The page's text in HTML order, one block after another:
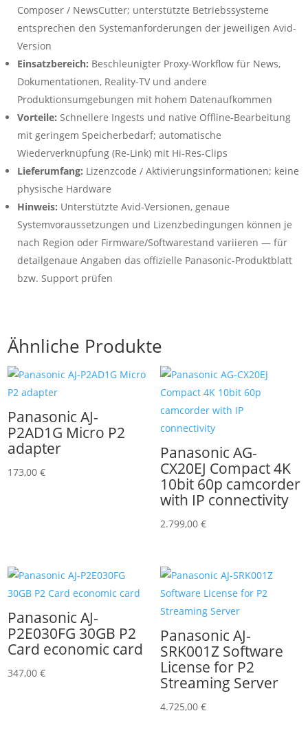
Composer / NewsCutter; unterstützte Betriebssysteme
entsprechen den Systemanforderungen der jeweiligen Avid-
Version
Einsatzbereich: Beschleunigter Proxy-Workflow für News,
Dokumentationen, Reality-TV und andere
Produktionsumgebungen mit hohem Datenaufkommen
Vorteile: Schnellere Ingests und native Offline-Bearbeitung
mit geringem Speicherbedarf; automatische
Wiederverknüpfung (Re-Link) mit Hi-Res-Clips
Lieferumfang: Lizenzcode / Aktivierungsinformationen; keine
physische Hardware
Hinweis: Unterstützte Avid-Versionen, genaue
Systemvoraussetzungen und Lizenzbedingungen können je
nach Region oder Firmware/Softwarestand variieren — für
detailgenaue Angaben das offizielle Panasonic-Produktblatt
bzw. Support prüfen
Ähnliche Produkte
Panasonic AJ-
P2AD1G Micro P2
adapter
173,00€
Panasonic AG-
CX20EJ Compact 4K
10bit 60p camcorder
with IP connectivity
2.799,00 €
Panasonic AJ-
P2E030FG 30GB P2
Card economic card
347,00€
Panasonic AJ-
SRK001Z Software
License for P2
Streaming Server
4.725,00 €